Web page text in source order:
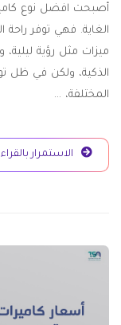
أصبحت افضل نوع
الغاية. فهي توفر راحة
ميزات مثل رؤية
الذكية، ولكن في ظل
المختلفة، …
الاستمرار